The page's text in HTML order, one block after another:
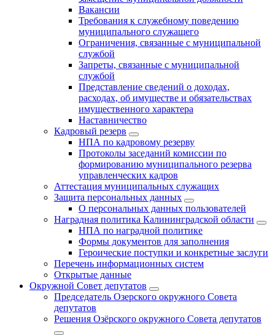
Вакансии
Требования к служебному поведению
муниципального служащего
Ограничения, связанные с муниципальной
службой
Запреты, связанные с муниципальной
службой
Представление сведений о доходах,
расходах, об имуществе и обязательствах
имущественного характера
Наставничество
Кадровый резерв
НПА по кадровому резерву
Протоколы заседаний комиссии по
формированию муниципального резерва
управленческих кадров
Аттестация муниципальных служащих
Защита персональных данных
О персональных данных пользователей
Наградная политика Калининградской области
НПА по наградной политике
Формы документов для заполнения
Героические поступки и конкретные заслуги
Перечень информационных систем
Открытые данные
Окружной Совет депутатов
Председатель Озерского окружного Совета
депутатов
Решения Озёрского окружного Совета депутатов